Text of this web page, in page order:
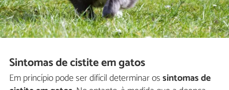
Sintomas de cistite em gatos
Em princípio pode ser difícil determinar ossintomas de